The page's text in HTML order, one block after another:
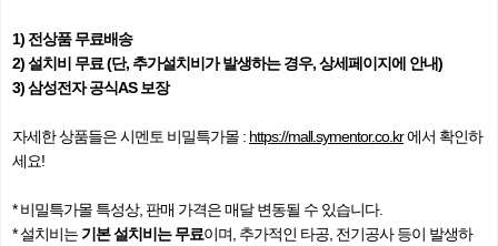
1) 전상품 무료배송
2) 설치비 무료 (단, 추가설치비가 발생하는 경우, 상세페이지에 안내)
3) 삼성전자 공식AS 보장
자세한 상품들은 시멘토 비밀특가몰 : https://mall.symentor.co.kr에서 확인하
세요!
* 비밀특가몰 특성상, 판매 가격은 매달 변동될 수 있습니다.
* 설치비는 기본 설치비는 무료이며, 추가적인 타공, 전기공사 등이 발생하